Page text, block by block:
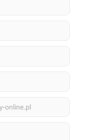
online.pl